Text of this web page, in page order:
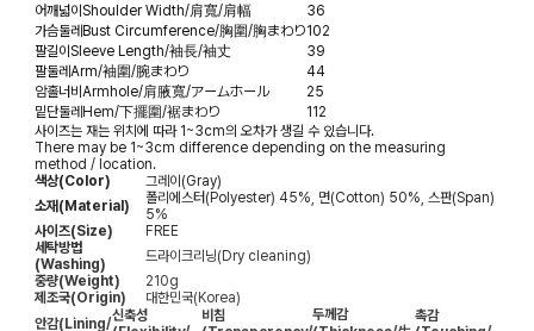
어깨넓이Shoulder Width/肩寬/肩幅
36
가슴둘레Bust Circumference/胸圍/胸まわり102
팔길이Sleeve Length/袖長/袖丈
39
팔둘레Arm/袖圍/腕まわり
44
암홀너비Armhole/肩腋寬/アームホール
25
밑단둘레Hem/下擺圍/裾まわり
112
사이즈는 재는 위치에 따라 1~3cm의 오차가 생길 수 있습니다.
There may be 1~3cm difference depending on the measuring
method / location.
색상(Color)
그레이(Gray)
소재(Material)
폴리에스터(Polyester) 45%, 면(Cotton) 50%, 스판(Span)
5%
사이즈(Size)
FREE
세탁방법
(Washing)
드라이크리닝(Dry cleaning)
중량(Weight)
210g
제조국(Origin)
대한민국(Korea)
안감(Lining/신축성
비침
두께감
촉감